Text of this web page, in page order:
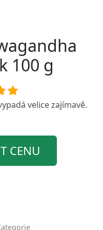
100 g
velice zajímavě.
CENU